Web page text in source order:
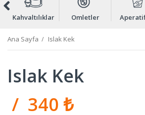
Kahvaltılıklar Omletler
Ana Sayfa Islak Kek
Islak Kek
/ 340 ₺